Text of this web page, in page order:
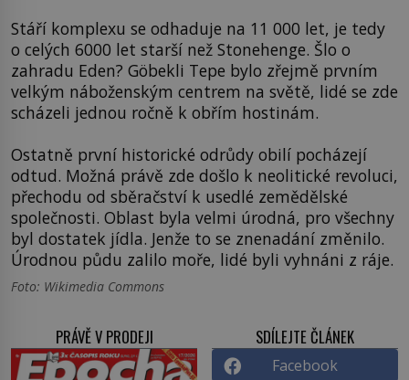
Stáří komplexu se odhaduje na 11 000 let, je tedy
o celých 6000 let starší než Stonehenge. Šlo o
zahradu Eden? Göbekli Tepe bylo zřejmě prvním
velkým náboženským centrem na světě, lidé se zde
scházeli jednou ročně k obřím hostinám.
Ostatně první historické odrůdy obilí pocházejí
odtud. Možná právě zde došlo k neolitické revoluci,
přechodu od sběračství k usedlé zemědělské
společnosti. Oblast byla velmi úrodná, pro všechny
byl dostatek jídla. Jenže to se znenadání změnilo.
Úrodnou půdu zalilo moře, lidé byli vyhnáni z ráje.
Foto: Wikimedia Commons
PRÁVĚ V PRODEJI SDÍLEJTE ČLÁNEK
Facebook